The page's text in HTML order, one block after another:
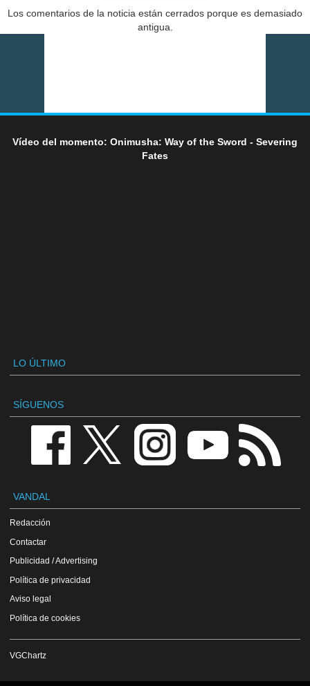
Los comentarios de la noticia están cerrados porque es demasiado
antigua.
Vídeo del momento: Onimusha: Way of the Sword - Severing
Fates
LO ÚLTIMO
SÍGUENOS
VANDAL
Redacción
Contactar
Publicidad / Advertising
Política de privacidad
Aviso legal
Política de cookies
VGChartz